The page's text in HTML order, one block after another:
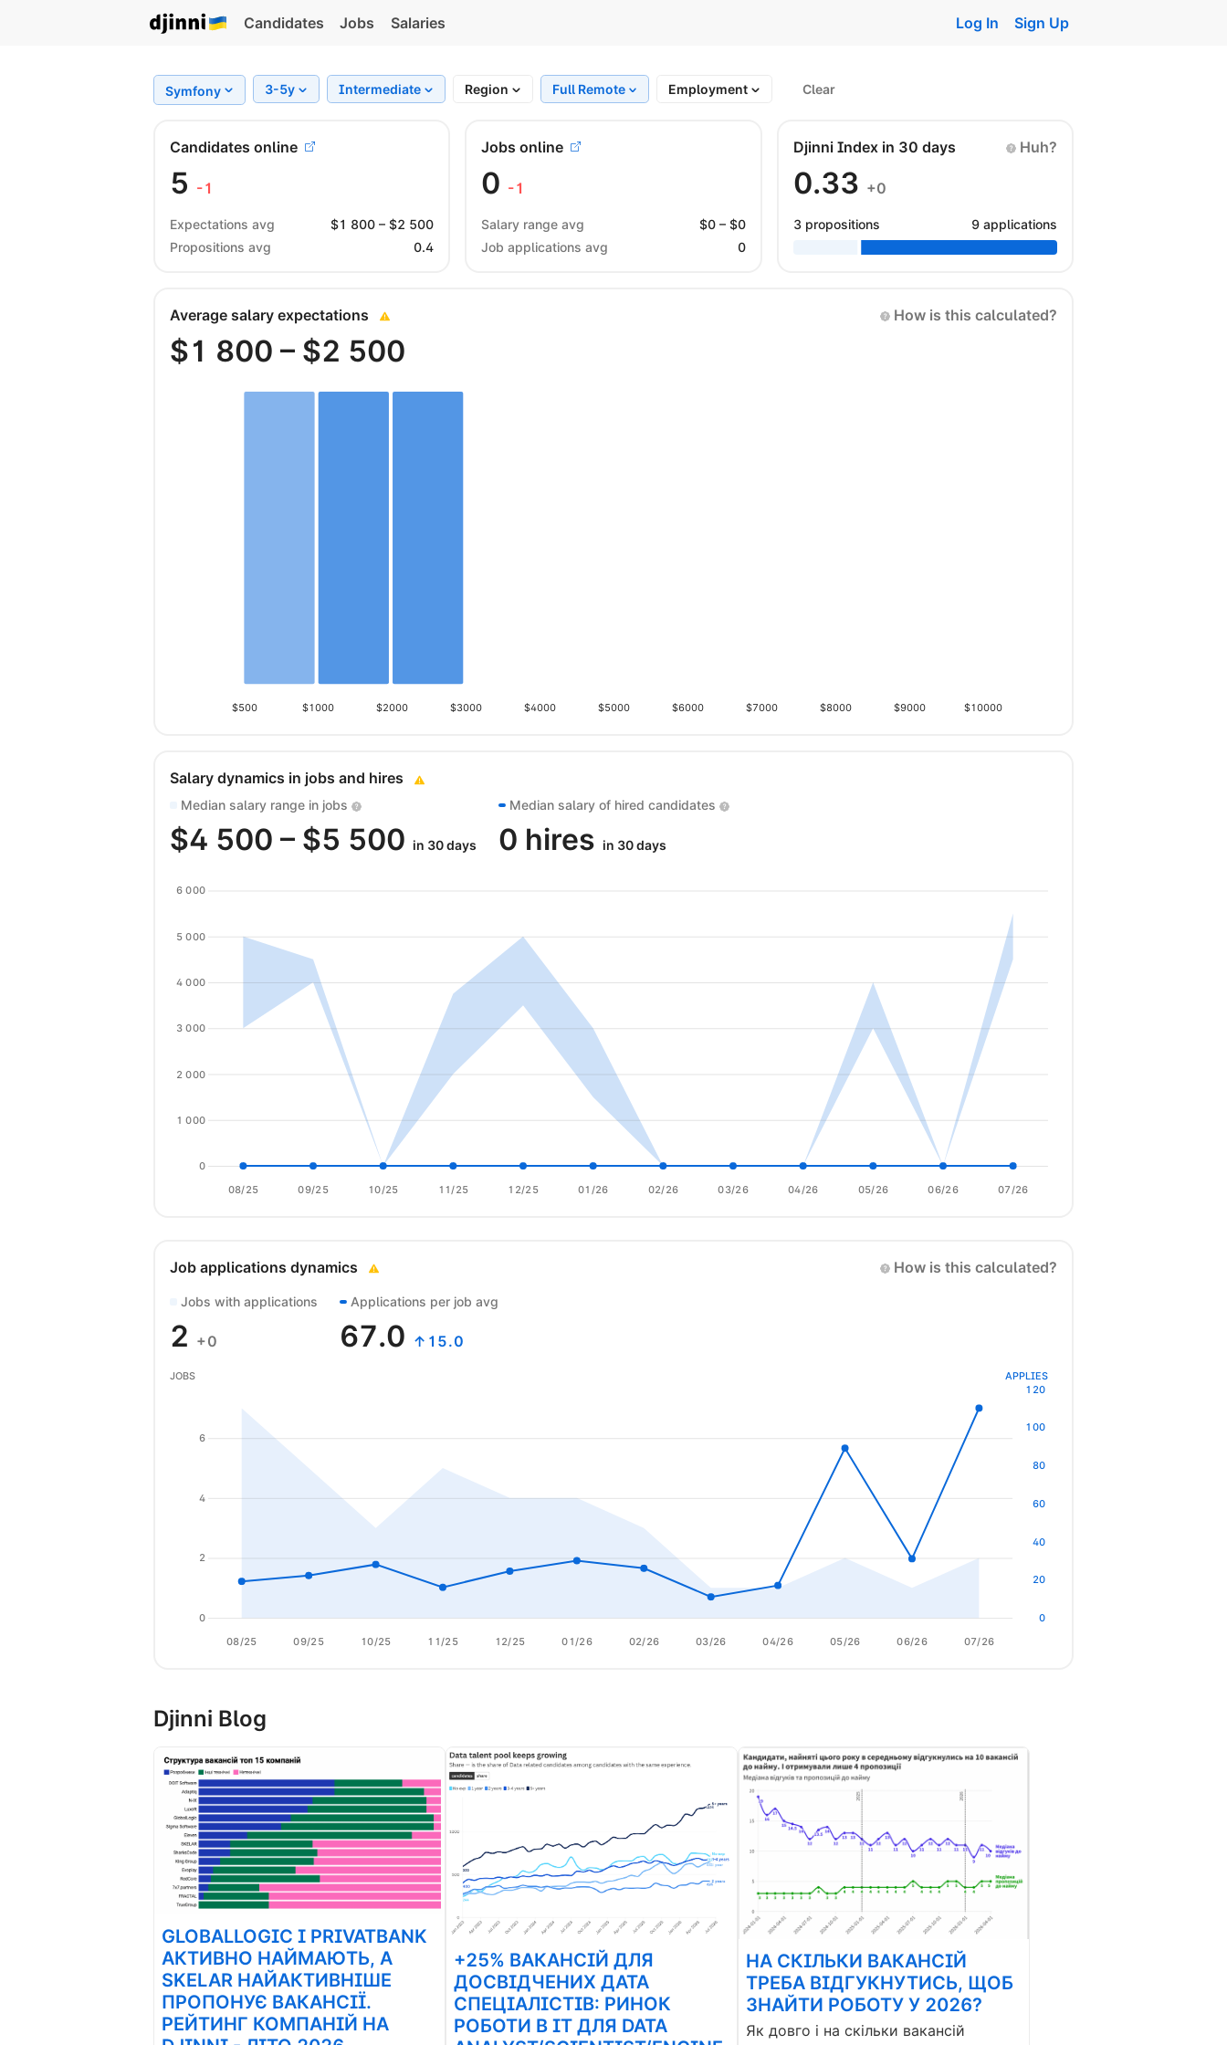
Candidates Jobs Salaries Log In Sign Up
Symfony 3-5y Intermediate Region Full Remote Employment Clear
Candidates online
5 -1
Expectations avg $1 800 – $2 500
Propositions avg
0.4
Jobs online
0 -1
Salary range avg $0– $0
Job applications avg
0
Djinni Index in 30 days Huh?
0.33 +0
3 propositions 9 applications
Average salary expectations How is this calculated?
$1 800 – $2 500
$500 $1000 $2000 $3000 $4000 $5000 $6000 $7000 $8000 $9000 $10000
Salary dynamics in jobs and hires
Median salary range in jobs
$4 500 – $5 500 in 30 days
Median salary of hired candidates
0 hires in 30 days
08/25 09/25 10/25 11/25 12/25 01/26 02/26 03/26 04/26 05/26 06/26 07/26
0
1 000
2 000
3 000
4 000
5 000
6 000
Job applications dynamics How is this calculated?
Jobs with applications
2 +0
Applications per job avg
67.0 ↑15.0
08/25 09/25 10/25 11/25 12/25 01/26 02/26 03/26 04/26 05/26 06/26 07/26
0
2
4
6
0
20
40
60
80
100
120
JOBS APPLIES
Djinni Blog
GLOBALLOGIC І PRIVATBANK
АКТИВНО НАЙМАЮТЬ, А
SKELAR НАЙАКТИВНІШЕ
ПРОПОНУЄ ВАКАНСІЇ.
РЕЙТИНГ КОМПАНІЙ НА
+25% ВАКАНСІЙ ДЛЯ
ДОСВІДЧЕНИХ ДАТА
СПЕЦІАЛІСТІВ: РИНОК
РОБОТИ В ІТ ДЛЯ DATA
НА СКІЛЬКИ ВАКАНСІЙ
ТРЕБА ВІДГУКНУТИСЬ, ЩОБ
ЗНАЙТИ РОБОТУ У 2026?
Як довго і на скільки вакансій